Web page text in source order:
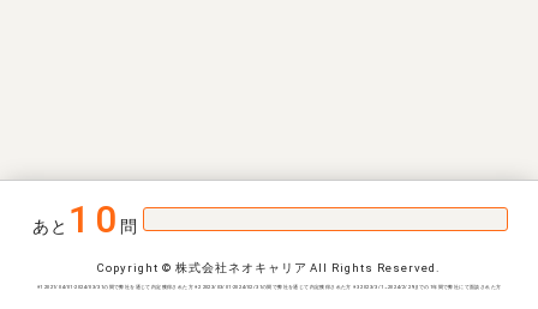
あと 10 問
Copyright © 株式会社ネオキャリア All Rights Reserved.
※1 2021/04/01-2024/03/31の間で弊社を通じて内定獲得された方 ※2 2023/03/01-2024/02/31の間で弊社を通じて内定獲得された方 ※3 2023/3/1~2024/2/29までの1年間で弊社にて面談された方